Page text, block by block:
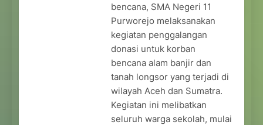
bencana, SMA Negeri 11
Purworejo melaksanakan
kegiatan penggalangan
donasi untuk korban
bencana alam banjir dan
tanah longsor yang terjadi di
wilayah Aceh dan Sumatra.
Kegiatan ini melibatkan
seluruh warga sekolah, mulai